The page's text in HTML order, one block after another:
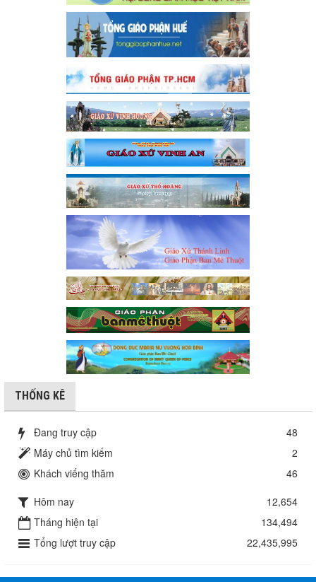
THỐNG KÊ
Đang truy cập
48
Máy chủ tìm kiếm
2
Khách viếng thăm
46
Hôm nay
12,654
Tháng hiện tại
134,494
Tổng lượt truy cập
22,435,995